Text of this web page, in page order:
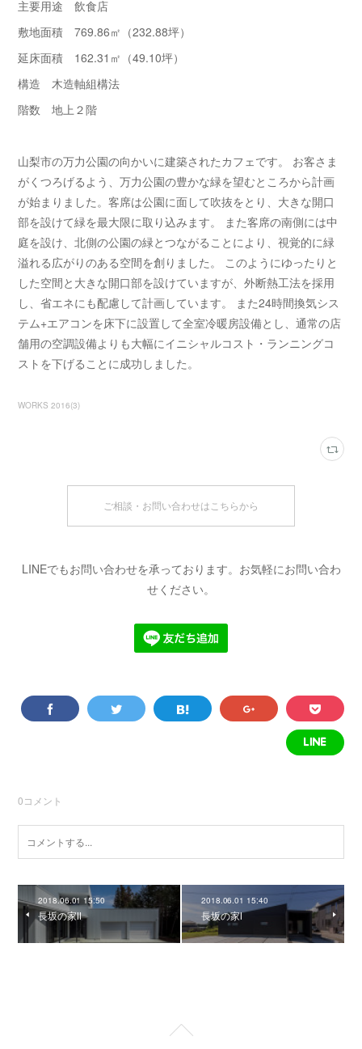
主要用途 飲食店
敷地面積 769.86㎡（232.88坪）
延床面積 162.31㎡（49.10坪）
構造 木造軸組構法
階数 地上２階
山梨市の万力公園の向かいに建築されたカフェです。 お客さま
がくつろげるよう、万力公園の豊かな緑を望むところから計画
が始まりました。客席は公園に面して吹抜をとり、大きな開口
部を設けて緑を最大限に取り込みます。 また客席の南側には中
庭を設け、北側の公園の緑とつながることにより、視覚的に緑
溢れる広がりのある空間を創りました。 このようにゆったりと
した空間と大きな開口部を設けていますが、外断熱工法を採用
し、省エネにも配慮して計画しています。 また24時間換気シス
テム+エアコンを床下に設置して全室冷暖房設備とし、通常の店
舗用の空調設備よりも大幅にイニシャルコスト・ランニングコ
ストを下げることに成功しました。
WORKS 2016(3)
ご相談・お問い合わせはこちらから
LINEでもお問い合わせを承っております。お気軽にお問い合わ
せください。
0コメント
2018.06.01 15:50
長坂の家Ⅱ
2018.06.01 15:40
長坂の家Ⅰ